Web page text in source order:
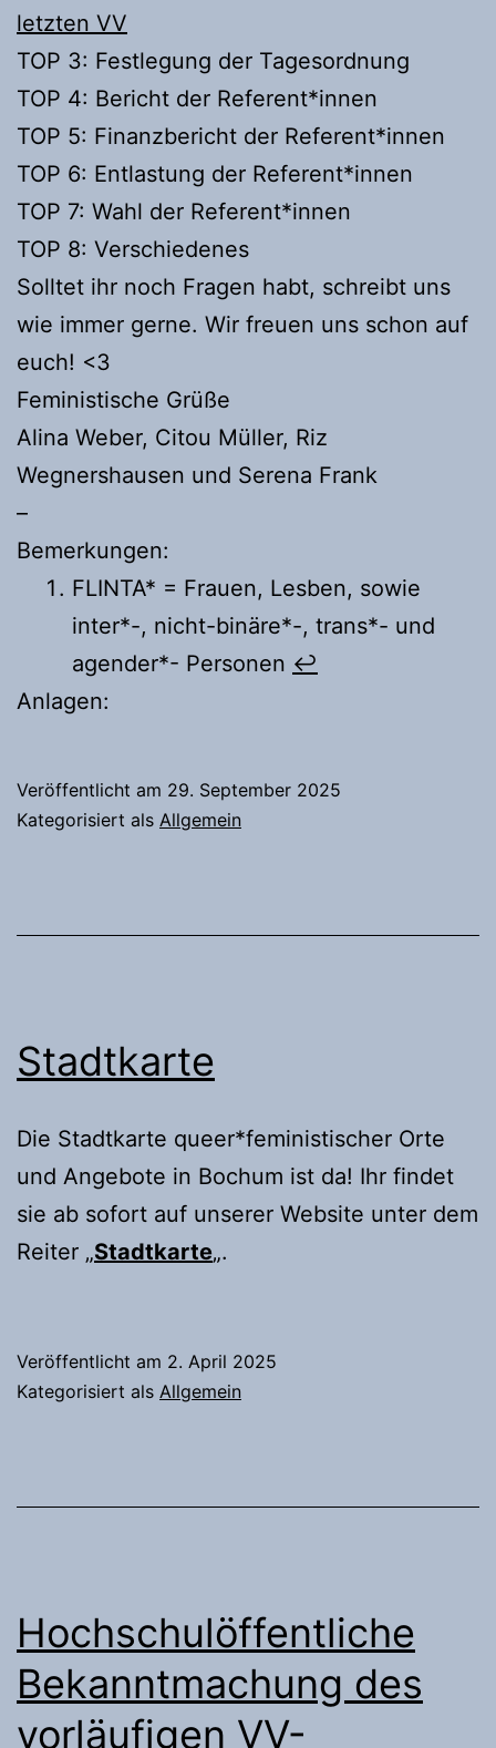
letzten VV
TOP 3: Festlegung der Tagesordnung
TOP 4: Bericht der Referent*innen
TOP 5: Finanzbericht der Referent*innen
TOP 6: Entlastung der Referent*innen
TOP 7: Wahl der Referent*innen
TOP 8: Verschiedenes
Solltet ihr noch Fragen habt, schreibt uns
wie immer gerne. Wir freuen uns schon auf
euch! <3
Feministische Grüße
Alina Weber, Citou Müller, Riz
Wegnershausen und Serena Frank
–
Bemerkungen:
FLINTA* = Frauen, Lesben, sowie
inter*-, nicht-binäre*-, trans*- und
agender*- Personen ↩︎
Anlagen:
Veröffentlicht am 29. September 2025
Kategorisiert als Allgemein
Stadtkarte
Die Stadtkarte queer*feministischer Orte
und Angebote in Bochum ist da! Ihr findet
sie ab sofort auf unserer Website unter dem
Reiter „Stadtkarte„.
Veröffentlicht am 2. April 2025
Kategorisiert als Allgemein
Hochschulöffentliche
Bekanntmachung des
vorläufigen VV-